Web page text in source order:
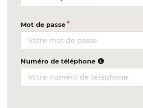
Mot de passe
Numéro de téléphone